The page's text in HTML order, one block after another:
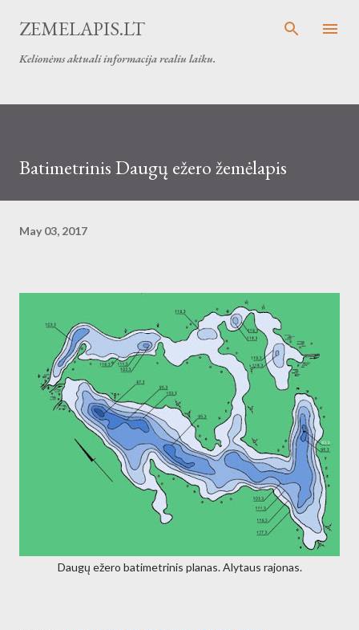
Skip to main content
ZEMELAPIS.LT
Kelionėms aktuali informacija realiu laiku.
Batimetrinis Daugų ežero žemėlapis
May 03, 2017
Daugų ežero batimetrinis planas. Alytaus rajonas.